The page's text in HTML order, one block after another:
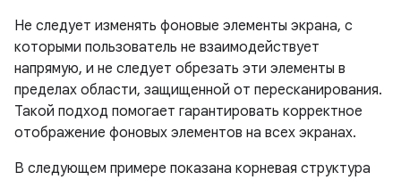
Не следует изменять фоновые элементы экрана, с
которыми пользователь не взаимодействует
напрямую, и не следует обрезать эти элементы в
пределах области, защищенной от пересканирования.
Такой подход помогает гарантировать корректное
отображение фоновых элементов на всех экранах.
В следующем примере показана корневая структура